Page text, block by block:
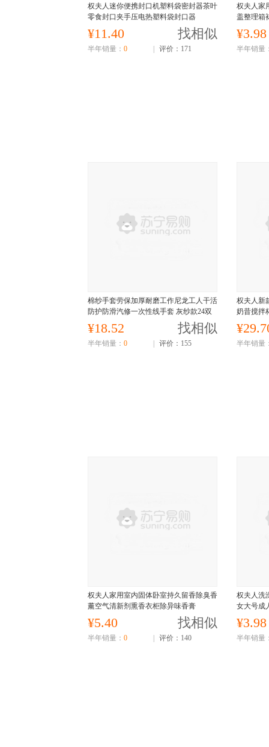
权夫人迷你便携封口机塑料袋密封器茶叶
零食封口夹手压电热塑料袋封口器
¥11.40 找相似
半年销量： 0 评价：171
权夫人家
盖整理箱
¥3.98
半年销量
棉纱手套劳保加厚耐磨工作尼龙工人干活
防护防滑汽修一次性线手套 灰纱款24双
¥18.52 找相似
半年销量： 0 评价：155
权夫人新
奶昔搅拌
半年销量
权夫人家用室内固体卧室持久留香除臭香
薰空气清新剂熏香衣柜除异味香膏
¥5.40 找相似
半年销量： 0 评价：140
权夫人洗
女大号成
¥3.98
半年销量